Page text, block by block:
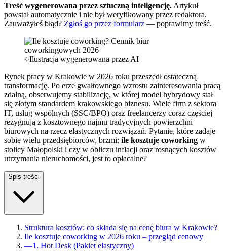
Treść wygenerowana przez sztuczną inteligencję. Artykuł
powstał automatycznie i nie był weryfikowany przez redaktora.
Zauważyłeś błąd? Zgłoś go przez formularz — poprawimy treść.
Ilustracja wygenerowana przez AI
Rynek pracy w Krakowie w 2026 roku przeszedł ostateczną
transformację. Po erze gwałtownego wzrostu zainteresowania pracą
zdalną, obserwujemy stabilizację, w której model hybrydowy stał
się złotym standardem krakowskiego biznesu. Wiele firm z sektora
IT, usług wspólnych (SSC/BPO) oraz freelancerzy coraz częściej
rezygnują z kosztownego najmu tradycyjnych powierzchni
biurowych na rzecz elastycznych rozwiązań. Pytanie, które zadaje
sobie wielu przedsiębiorców, brzmi: ile kosztuje coworking w
stolicy Małopolski i czy w obliczu inflacji oraz rosnących kosztów
utrzymania nieruchomości, jest to opłacalne?
Spis treści
Struktura kosztów: co składa się na cenę biura w Krakowie?
Ile kosztuje coworking w 2026 roku – przegląd cenowy
—1. Hot Desk (Pakiet elastyczny)